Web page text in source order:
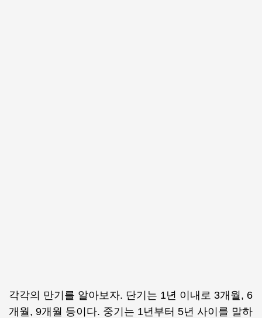
각각의 만기를 알아보자. 단기는 1년 이내로 3개월, 6
개월, 9개월 등이다. 중기는 1년부터 5년 사이를 말하